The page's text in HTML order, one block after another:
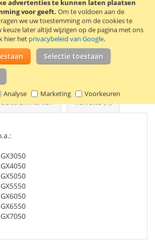
advertenties te kunnen laten plaatsen
voor geeft. Om te voldoen aan de
we uw toestemming om de cookies te
keuze later altijd wijzigen op de pagina met ons
hier het privacybeleid van Google.
Selectie toestaan
Analyse Marketing Voorkeuren
TOE AAN VERLANGLIJST
OM TE VERGELIJKEN
huismerk Canon inktflessen GI-56BK zwart
GI-56M magenta en GI-56Y geel (140
Reviews 1